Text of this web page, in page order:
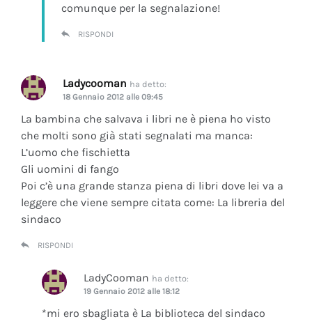
comunque per la segnalazione!
RISPONDI
Ladycooman ha detto:
18 Gennaio 2012 alle 09:45
La bambina che salvava i libri ne è piena ho visto
che molti sono già stati segnalati ma manca:
L’uomo che fischietta
Gli uomini di fango
Poi c’è una grande stanza piena di libri dove lei va a
leggere che viene sempre citata come: La libreria del
sindaco
RISPONDI
LadyCooman ha detto:
19 Gennaio 2012 alle 18:12
*mi ero sbagliata è La biblioteca del sindaco